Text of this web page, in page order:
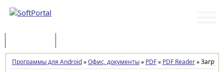
Программы для Android»Офис, документы» PDF» PDF Reader»